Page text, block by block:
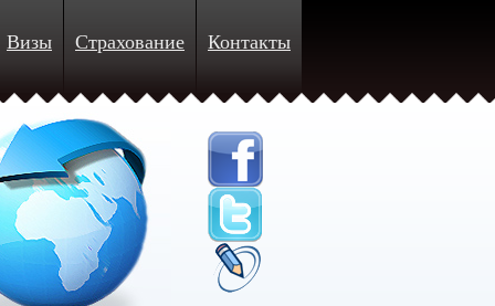
Визы Страхование Контакты